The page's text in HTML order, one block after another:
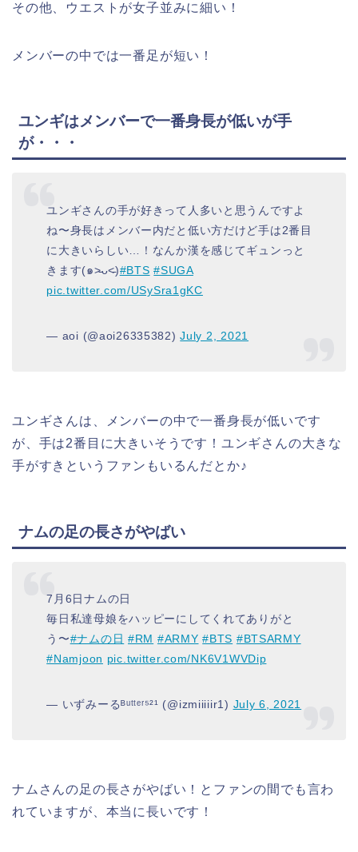
その他、ウエストが女子並みに細い！
メンバーの中では一番足が短い！
ユンギはメンバーで一番身長が低いが手
が・・・
ユンギさんの手が好きって人多いと思うんですよ
ね〜身長はメンバー内だと低い方だけど手は2番目
に大きいらしい…！なんか漢を感じてギュンっと
きます(๑˃̵ᴗ˂̵)#BTS #SUGA
pic.twitter.com/USySra1gKC
— aoi (@aoi26335382)July 2, 2021
ユンギさんは、メンバーの中で一番身長が低いです
が、手は2番目に大きいそうです ！ユンギさんの大きな
手がすきというファンも いるんだとか♪
ナムの足の長さがやばい
7月6日ナムの日
毎日私達母娘をハッピーにしてくれてありがと
う〜#ナムの日 #RM #ARMY #BTS #BTSARMY
#Namjoon pic.twitter.com/NK6V1WVDip
— いずみーるᴮᵘᵗᵗᵉʳ⁵²¹ (@izmiiiiir1) July 6, 2021
ナムさんの足の長さがやばい！とファンの間でも言わ
れていますが、本当に長いです！